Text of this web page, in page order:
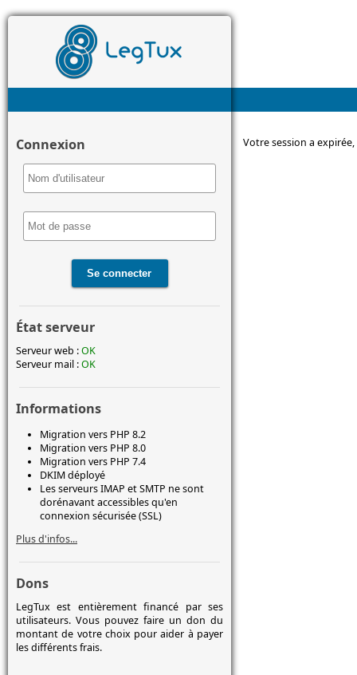
Connexion
État serveur
Serveur web :OK
Serveur mail :OK
Informations
Migration vers PHP 8.2
Migration vers PHP 8.0
Migration vers PHP 7.4
DKIM déployé
Les serveurs IMAP et SMTP ne sont
dorénavant accessibles qu'en
connexion sécurisée (SSL)
Plus d'infos...
Dons
LegTux est entièrement financé par ses
utilisateurs. Vous pouvez faire un don du
montant de votre choix pour aider à payer
les différents frais.
Votre session a